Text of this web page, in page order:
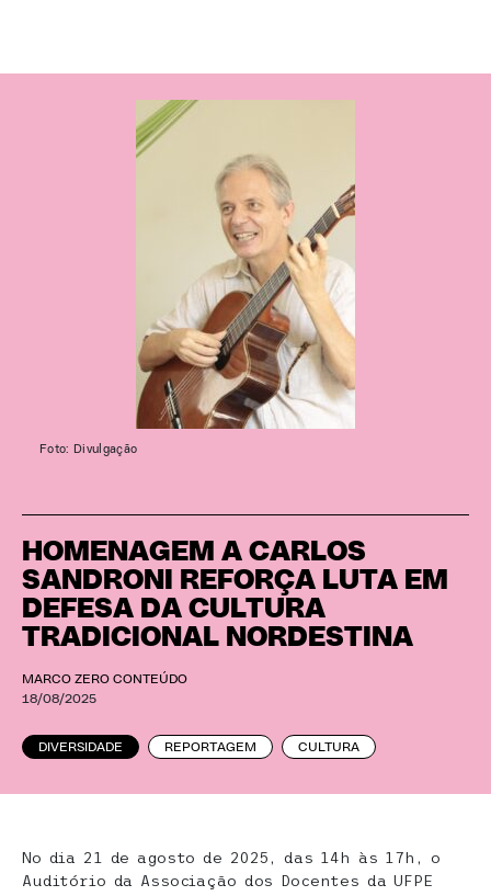
HOMENAGEM A CARLOS
SANDRONI REFORÇA LUTA EM
DEFESA DA CULTURA
TRADICIONAL NORDESTINA
MARCO ZERO CONTEÚDO
18/08/2025
DIVERSIDADE REPORTAGEM CULTURA
Foto: Divulgação
No dia 21 de agosto de 2025, das 14h às 17h, o
Auditório da Associação dos Docentes da UFPE